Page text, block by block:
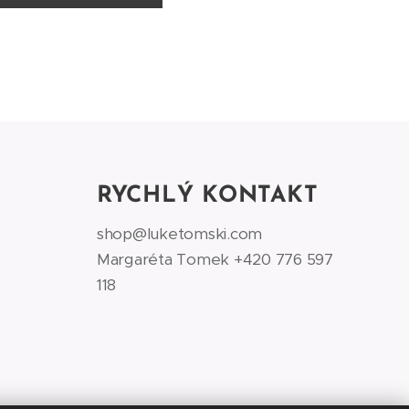
RYCHLÝ KONTAKT
shop@luketomski.com
Margaréta Tomek +420 776 597
118‬